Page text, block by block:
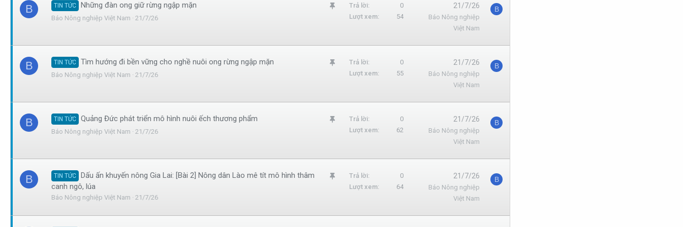
B
G
m
TIN TỨC Những đàn ong giữ rừng ngập mặn
Báo Nông nghiệp Việt Nam 21/7/26
Trả lời
0
Lượt xem
54
21/7/26
Báo Nông nghiệp
Việt Nam
B
B
G
m
TIN TỨC Tìm hướng đi bền vững cho nghề nuôi ong rừng ngập mặn
Báo Nông nghiệp Việt Nam 21/7/26
Trả lời
0
Lượt xem
55
21/7/26
Báo Nông nghiệp
Việt Nam
B
B
G
m
TIN TỨC Quảng Đức phát triển mô hình nuôi ếch thương phẩm
Báo Nông nghiệp Việt Nam 21/7/26
Trả lời
0
Lượt xem
62
21/7/26
Báo Nông nghiệp
Việt Nam
B
B
G
m
TIN TỨC
Dấu ấn khuyến nông Gia Lai: [Bài 2] Nông dân Lào mê tít mô hình thâm
canh ngô, lúa
Báo Nông nghiệp Việt Nam 21/7/26
Trả lời
0
Lượt xem
64
21/7/26
Báo Nông nghiệp
Việt Nam
B